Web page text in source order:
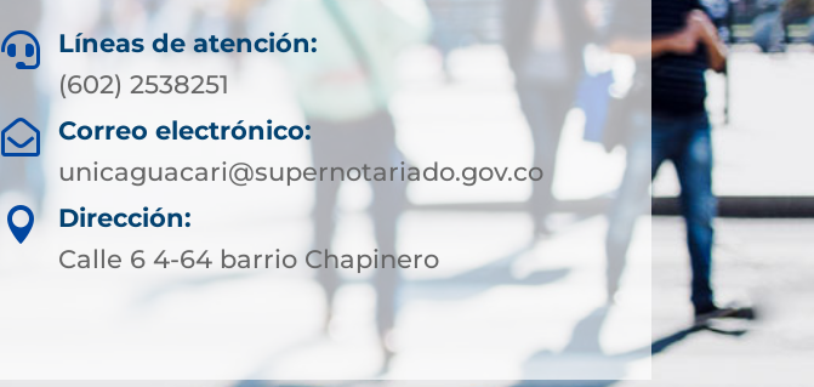

Líneas de atención:
(602) 2538251

Correo electrónico:
unicaguacari@supernotariado.gov.co

Dirección:
Calle 6 4-64 barrio Chapinero